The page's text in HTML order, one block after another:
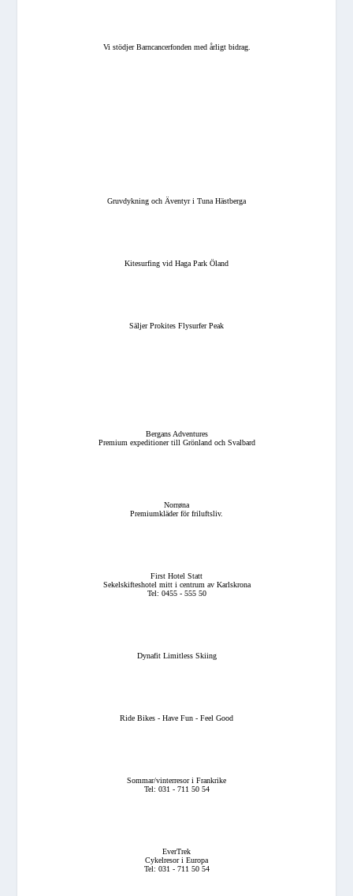
Vi stödjer Barncancerfonden med årligt bidrag.
Gruvdykning och Äventyr i Tuna Hästberga
Kitesurfing vid Haga Park Öland
Säljer Prokites Flysurfer Peak
Bergans Adventures
Premium expeditioner till Grönland och Svalbard
Norrøna
Premiumkläder för friluftsliv.
First Hotel Statt
Sekelskifteshotel mitt i centrum av Karlskrona
Tel: 0455 - 555 50
Dynafit Limitless Skiing
Ride Bikes - Have Fun - Feel Good
Sommar/vinterresor i Frankrike
Tel: 031 - 711 50 54
EverTrek
Cykelresor i Europa
Tel: 031 - 711 50 54